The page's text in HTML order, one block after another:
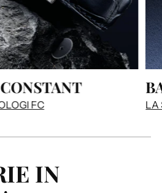
FC LA
IN